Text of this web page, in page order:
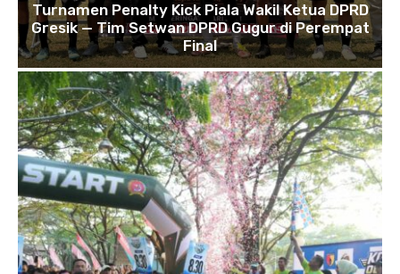
Turnamen Penalty Kick Piala Wakil Ketua DPRD
Gresik — Tim Setwan DPRD Gugur di Perempat
Final